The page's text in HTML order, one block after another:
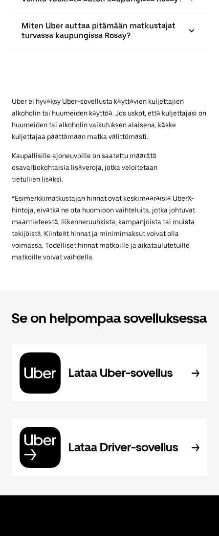
Miten Uber auttaa pitämään matkustajat
turvassa kaupungissa Rosay?
Uber ei hyväksy Uber-sovellusta käyttävien kuljettajien
alkoholin tai huumeiden käyttöä. Jos uskot, että kuljettajasi on
huumeiden tai alkoholin vaikutuksen alaisena, käske
kuljettajaa päättämään matka välittömästi.
Kaupallisille ajoneuvoille on saatettu määrätä
osavaltiokohtaisia lisäveroja, jotka veloitetaan
tietullien lisäksi.
*Esimerkkimatkustajan hinnat ovat keskimääräisiä UberX-
hintoja, eivätkä ne ota huomioon vaihteluita, jotka johtuvat
maantieteestä, liikenneruuhkista, kampanjoista tai muista
tekijöistä. Kiinteät hinnat ja minimimaksut voivat olla
voimassa. Todelliset hinnat matkoille ja aikataulutetuille
matkoille voivat vaihdella.
Se on helpompaa sovelluksessa
Lataa Uber-sovellus
Lataa Driver-sovellus